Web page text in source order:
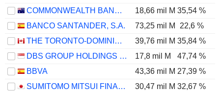
COMMONWEALTH BANK OF AUSTRALIA
18,66 mil M 35,54 %
BANCO SANTANDER, S.A.
73,25 mil M 22,6 %
THE TORONTO-DOMINION BANK
39,76 mil M 35,84 %
DBS GROUP HOLDINGS LTD
17,8 mil M 47,74 %
BBVA
43,36 mil M 27,39 %
SUMITOMO MITSUI FINANCIAL GROUP, INC.
30,47 mil M 32,67 %